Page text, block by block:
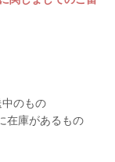
中のもの
在庫があるもの